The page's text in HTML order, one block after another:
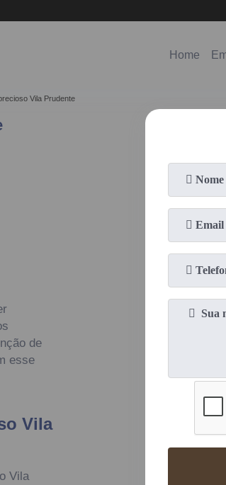
Home
Vila Prudente
de
esse
Vila
Vila